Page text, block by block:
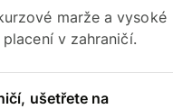
marže a vysoké
v zahraničí.
ušetřete na